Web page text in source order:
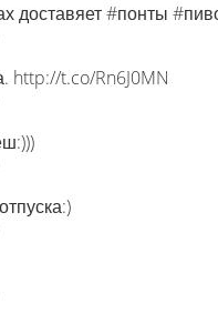
доставяет #понты
http://t.co/Rn6J0MN